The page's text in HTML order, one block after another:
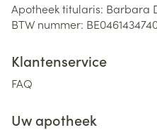
Apotheek titularis: Barbara
BTW nummer:
Klantenservice
FAQ
Uw apotheek